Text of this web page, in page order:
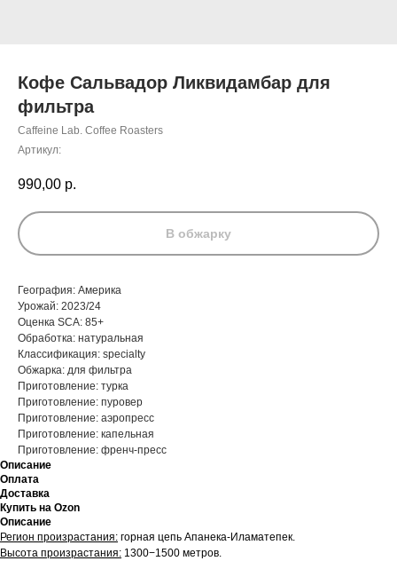
Кофе Сальвадор Ликвидамбар для
фильтра
Caffeine Lab. Coffee Roasters
Артикул:
990,00 р.
В обжарку
География: Америка
Урожай: 2023/24
Оценка SCA: 85+
Обработка: натуральная
Классификация: specialty
Обжарка: для фильтра
Приготовление: турка
Приготовление: пуровер
Приготовление: аэропресс
Приготовление: капельная
Приготовление: френч-пресс
Описание
Оплата
Доставка
Купить на Ozon
Описание
Регион произрастания: горная цепь Апанека-Иламатепек.
Высота произрастания: 1300−1500 метров.